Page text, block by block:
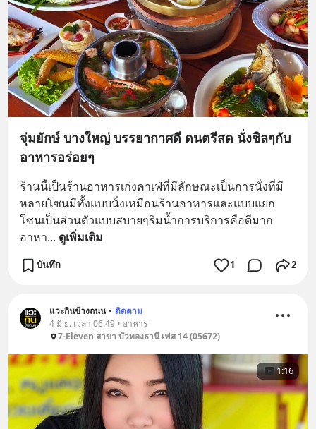
จุ่มยักษ์ บางใหญ่ บรรยากาศดี ดนตรีสด นั่งชิลๆกับ
อาหารอร่อยๆ
ร้านนี้เป็นร้านอาหารเก่งคาเฟ่ที่มีลักษณะเป็นการนั่งที่มี
หลายโซนมีทั้งแบบนั่งเหมือนร้านอาหารและแบบแยก
โซนเป็นส่วนตัวแบบสบายๆริมน้ำการบริการคือดีมาก
อาหา... ดูเพิ่มเติม
บันทึก 1 2
แวะกินข้างถนน • ติดตาม
4 มิ.ย. เวลา 06:49 • อาหาร
7-Eleven สาขา บัวทองธานี เฟส 14 (05672)
1:16